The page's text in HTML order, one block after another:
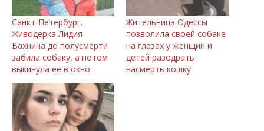
Санкт-Петербург.
Живодерка Лидия
Вахнина до полусмерти
забила собаку, а потом
выкинула ее в окно
Жительница Одессы
позволила своей собаке
на глазах у женщин и
детей разодрать
насмерть кошку